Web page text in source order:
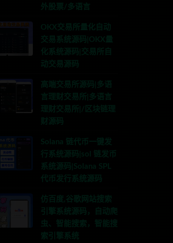
外股票/多语言
OKX交易所量化自动
交易系统源码|OKX量
化系统源码|交易所自
动交易源码
高端交易所源码|多语
言理财交易所|多语言
理财交易所|/区块链理
财源码
Solana 链代币一键发
行系统源码|sol 链发币
系统源码|Solana SPL
代币发行系统源码
仿百度,谷歌网站搜索
引擎系统源码，自动爬
虫、智能搜索，智能搜
索引擎系统